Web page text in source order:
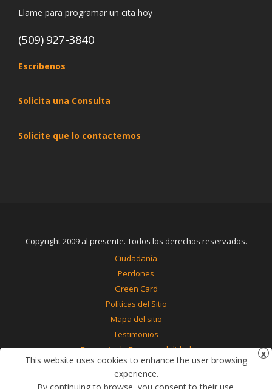
Llame para programar un cita hoy
(509) 927-3840
Escribenos
Solicita una Consulta
Solicite que lo contactemos
Copyright 2009 al presente. Todos los derechos reservados.
Ciudadanía
Perdones
Green Card
Políticas del Sitio
Mapa del sitio
Testimonios
Renuncia de Responsabilidad
Contáctenos
This website uses cookies to enhance the user browsing
experience.